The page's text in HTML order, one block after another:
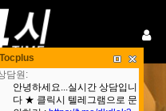
Tocplus